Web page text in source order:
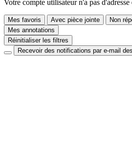
Votre compte utilisateur n'a pas d'adresse
Mes favoris Avec pièce jointe Non
Mes annotations
Réinitialiser les filtres
Recevoir des notifications par e-mail